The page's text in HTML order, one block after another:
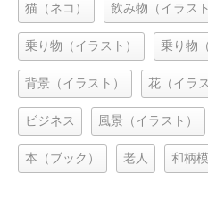
猫（ネコ） 飲み物（イラスト
乗り物（イラスト） 乗り物
背景（イラスト） 花（イラ
ビジネス 風景（イラスト）
本（ブック） 老人 和柄